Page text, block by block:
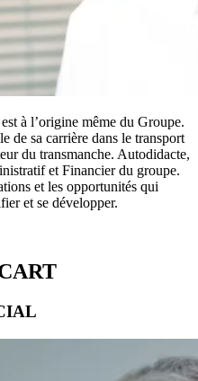
à l’origine même du Groupe.
de sa carrière dans le transport
du transmanche. Autodidacte,
et Financier du groupe.
et les opportunités qui
et se développer.